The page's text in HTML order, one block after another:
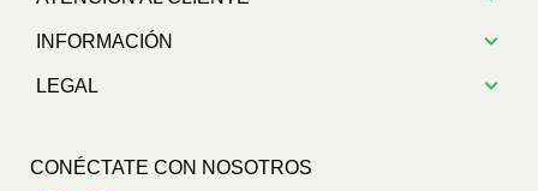
INFORMACIÓN
LEGAL
CONÉCTATE CON NOSOTROS